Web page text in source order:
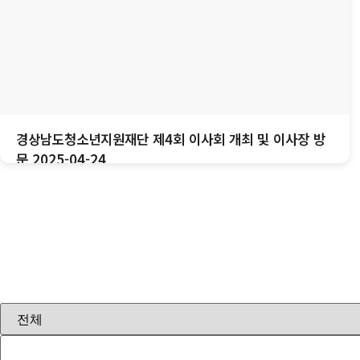
경상남도청소년지원재단 제4회 이사회 개최 및 이사장 방
문 2025-04-24